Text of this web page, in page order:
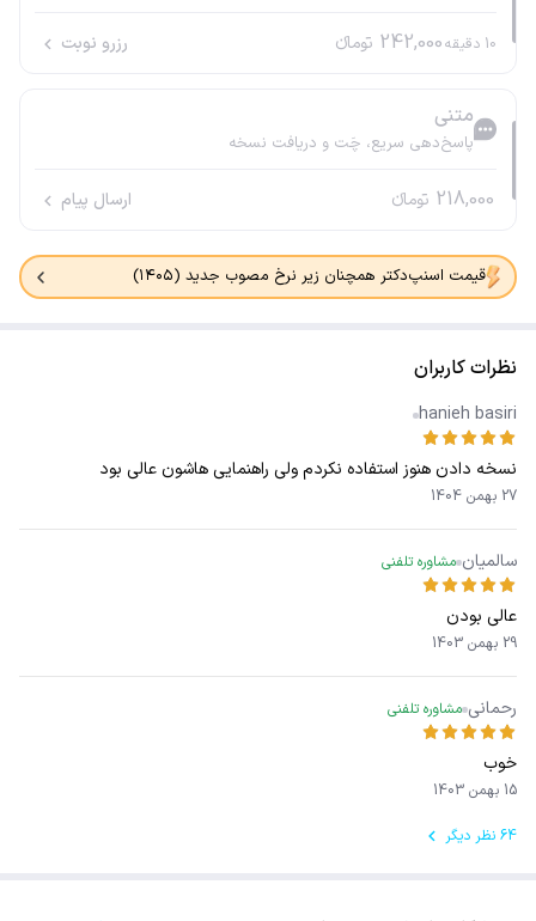
10 دقیقه242,000 تومانء رزرو نوبت
متنی
پاسخ‌دهی سریع، چَت و دریافت نسخه
218,000 تومانء ارسال پیام
قیمت اسنپ‌دکتر همچنان زیر نرخ مصوب جدید (۱۴۰۵)
نظرات کاربران
hanieh basiri
نسخه دادن هنوز استفاده نکردم ولی راهنمایی هاشون عالی بود
27 بهمن 1404
سالمیان مشاوره تلفنی
عالی بودن
29 بهمن 1403
رحمانی مشاوره تلفنی
خوب
15 بهمن 1403
64 نظر دیگر